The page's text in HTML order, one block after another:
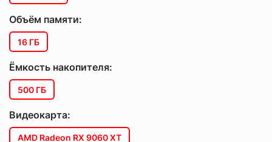
Объём памяти:
16 ГБ
Ёмкость накопителя:
500 ГБ
Видеокарта:
AMD Radeon RX 9060 XT